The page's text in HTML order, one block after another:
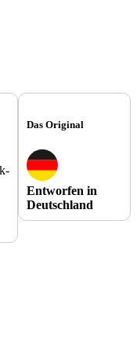
Das Original
Entworfen in
Deutschland